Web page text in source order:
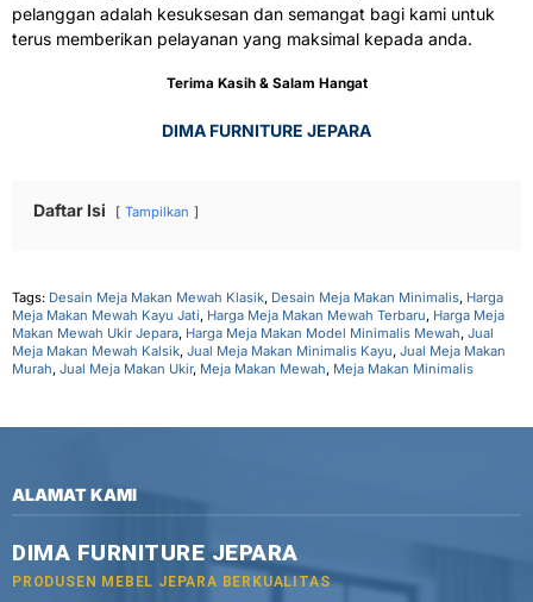
pelanggan adalah kesuksesan dan semangat bagi kami untuk
terus memberikan pelayanan yang maksimal kepada anda.
Terima Kasih & Salam Hangat
DIMA FURNITURE JEPARA
Daftar Isi Tampilkan
Tags: Desain Meja Makan Mewah Klasik, Desain Meja Makan Minimalis, Harga
Meja Makan Mewah Kayu Jati, Harga Meja Makan Mewah Terbaru, Harga Meja
Makan Mewah Ukir Jepara, Harga Meja Makan Model Minimalis Mewah, Jual
Meja Makan Mewah Kalsik, Jual Meja Makan Minimalis Kayu, Jual Meja Makan
Murah, Jual Meja Makan Ukir, Meja Makan Mewah, Meja Makan Minimalis
ALAMAT KAMI
DIMA FURNITURE JEPARA
PRODUSEN MEBEL JEPARA BERKUALITAS